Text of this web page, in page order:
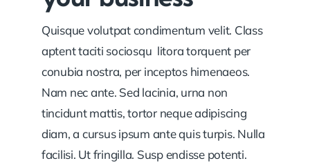
Quisque volutpat condimentum velit. Class
aptent taciti sociosqu litora torquent per
conubia nostra, per inceptos himenaeos.
Nam nec ante. Sed lacinia, urna non
tincidunt mattis, tortor neque adipiscing
diam, a cursus ipsum ante quis turpis. Nulla
facilisi. Ut fringilla. Susp endisse potenti.